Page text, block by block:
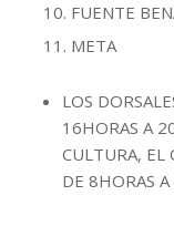
FUENTE
META
LOS
16HORAS A
CULTURA, EL
DE 8HORAS